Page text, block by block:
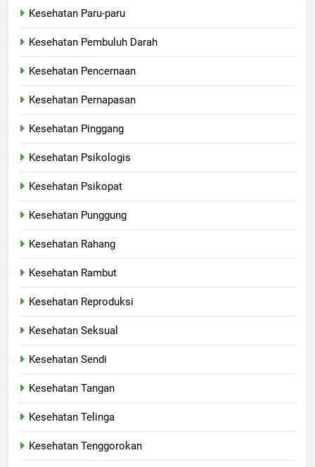
Kesehatan Paru-paru
Kesehatan Pembuluh Darah
Kesehatan Pencernaan
Kesehatan Pernapasan
Kesehatan Pinggang
Kesehatan Psikologis
Kesehatan Psikopat
Kesehatan Punggung
Kesehatan Rahang
Kesehatan Rambut
Kesehatan Reproduksi
Kesehatan Seksual
Kesehatan Sendi
Kesehatan Tangan
Kesehatan Telinga
Kesehatan Tenggorokan